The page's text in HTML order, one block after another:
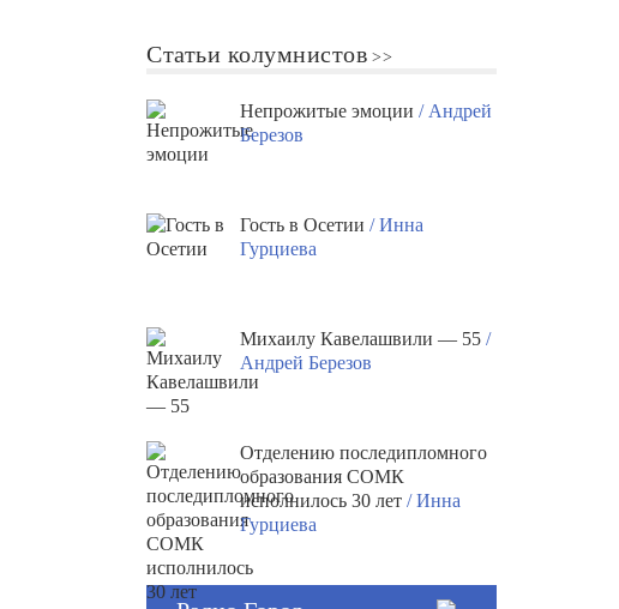
Статьи колумнистов
Непрожитые эмоции/ Андрей
Березов
Гость в Осетии/ Инна
Гурциева
Михаилу Кавелашвили — 55/
Андрей Березов
Отделению последипломного
образования СОМК
исполнилось 30 лет/ Инна
Гурциева